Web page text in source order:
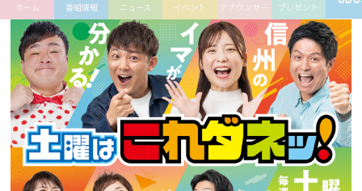
ホーム 番組情報 ニュース イベント アナウンサー プレゼント